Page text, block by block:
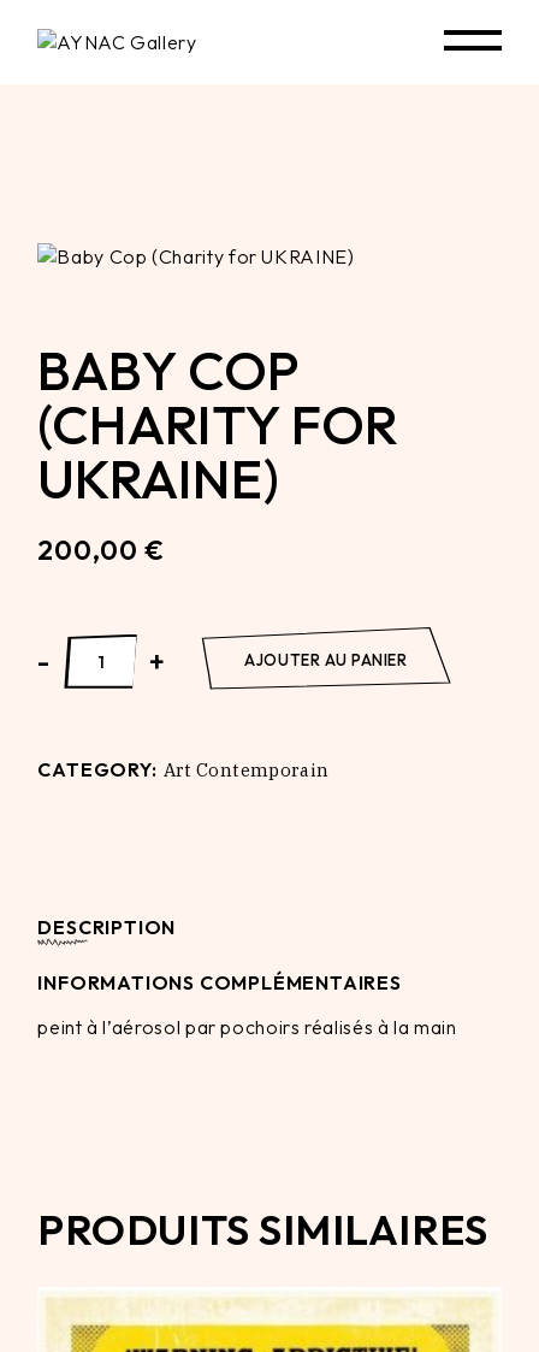
BABY COP
(CHARITY FOR
UKRAINE)
200,00 €
Baby Cop (Charity for UKRAINE) quantity
- + AJOUTER AU PANIER
CATEGORY: Art Contemporain
DESCRIPTION
INFORMATIONS COMPLÉMENTAIRES
peint à l’aérosol par pochoirs réalisés à la main
PRODUITS SIMILAIRES